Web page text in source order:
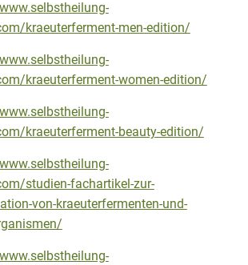
kraeuterferment-men-edition/
kraeuterferment-women-edition/
kraeuterferment-beauty-edition/
studien-fachartikel-zur-
von-kraeuterfermenten-und-